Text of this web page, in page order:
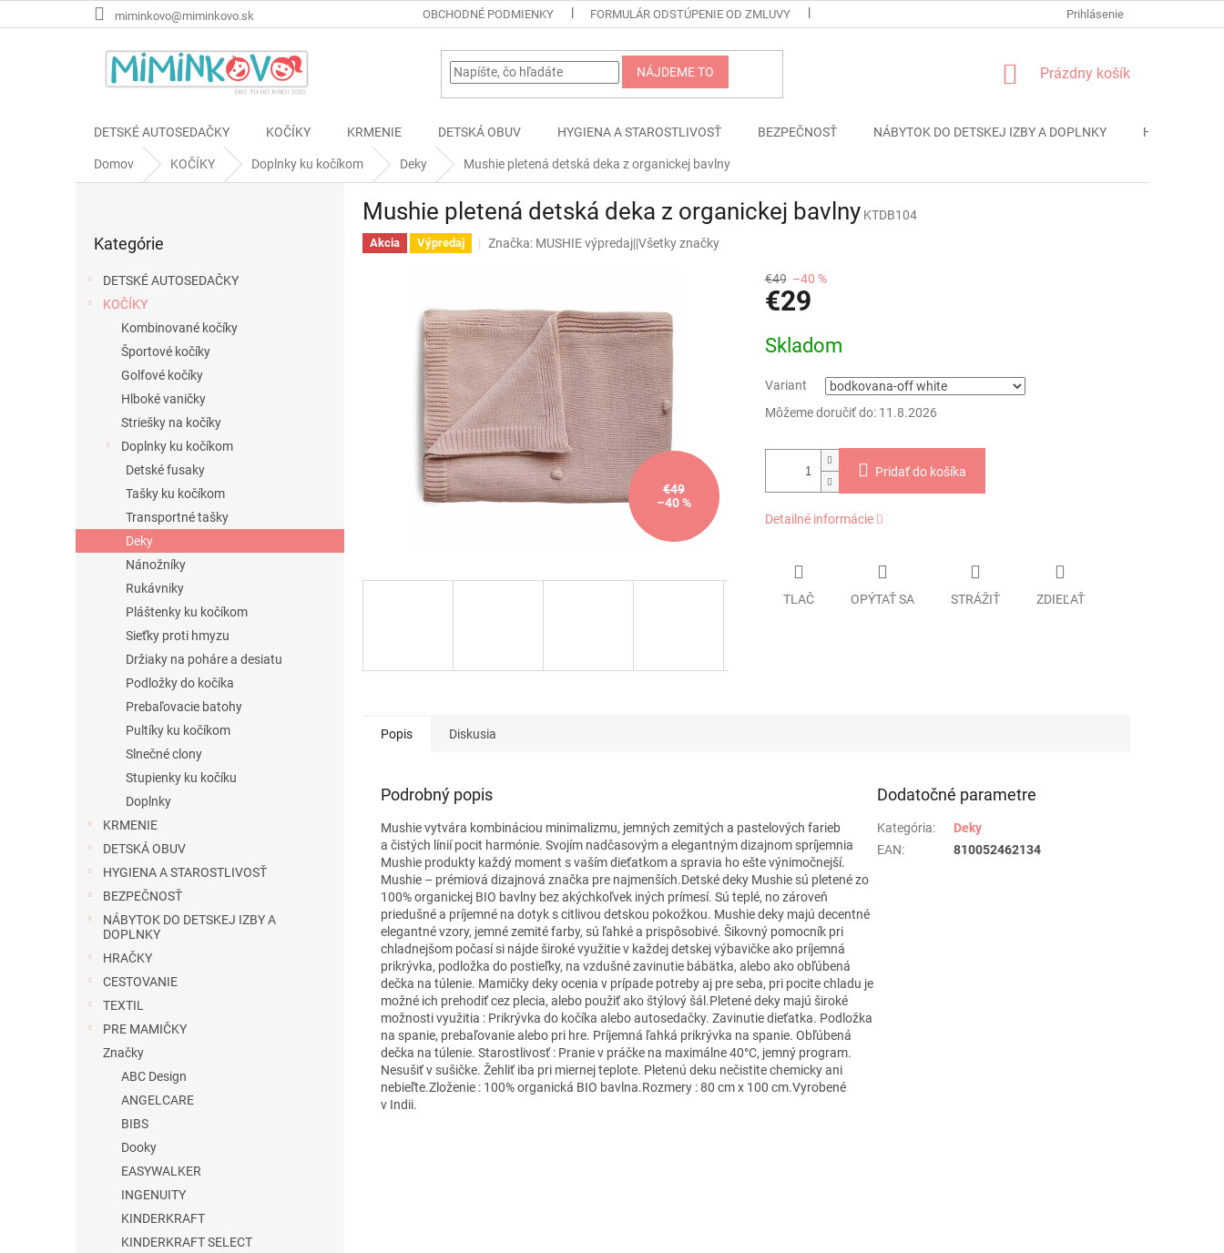
na
miminkovo@miminkovo.sk OBCHODNÉ PODMIENKY FORMULÁR ODSTÚPENIE OD ZMLUVY PODMIENKY OCHRANY OSOBNÝCH
Prihlásenie
NÁJDEME TO
NÁKUPNÝ
Prázdny košík
DETSKÉ AUTOSEDAČKY KOČÍKY KRMENIE DETSKÁ OBUV HYGIENA A STAROSTLIVOSŤ BEZPEČNOSŤ NÁBYTOK DO DETSKEJ IZBY A DOPLNKY HRAČKY
Domov KOČÍKY Doplnky ku kočíkom Deky Mushie pletená detská deka z organickej bavlny
kategórie
Kategórie
DETSKÉ AUTOSEDAČKY
KOČÍKY
Kombinované kočíky
Športové kočíky
Golfové kočíky
Hlboké vaničky
Striešky na kočíky
Doplnky ku kočíkom
Detské fusaky
Tašky ku kočíkom
Transportné tašky
Deky
Nánožníky
Rukávniky
Pláštenky ku kočíkom
Sieťky proti hmyzu
Držiaky na poháre a desiatu
Podložky do kočíka
Prebaľovacie batohy
Pultíky ku kočíkom
Slnečné clony
Stupienky ku kočíku
Doplnky
KRMENIE
DETSKÁ OBUV
HYGIENA A STAROSTLIVOSŤ
BEZPEČNOSŤ
NÁBYTOK DO DETSKEJ IZBY A
DOPLNKY
HRAČKY
CESTOVANIE
TEXTIL
PRE MAMIČKY
Značky
ABC Design
ANGELCARE
BIBS
Dooky
EASYWALKER
INGENUITY
KINDERKRAFT
KINDERKRAFT SELECT
Mushie pletená detská deka z organickej bavlny KTDB104
Akcia Výpredaj Značka: MUSHIE výpredaj||Všetky značky
€49
–40 %
€49 –40 %
€29
cena:
Skladom
Variant
Môžeme doručiť do: 11.8.2026
Pridať do košíka
Detailné informácie
TLAČ OPÝTAŤ SA STRÁŽIŤ ZDIEĽAŤ
Popis Diskusia
Podrobný popis
Mushie vytvára kombináciou minimalizmu, jemných zemitých a pastelových farieb
a čistých línií pocit harmónie. Svojím nadčasovým a elegantným dizajnom spríjemnia
Mushie produkty každý moment s vaším dieťatkom a spravia ho ešte výnimočnejší.
Mushie – prémiová dizajnová značka pre najmenších.Detské deky Mushie sú pletené zo
100% organickej BIO bavlny bez akýchkoľvek iných prímesí. Sú teplé, no zároveň
priedušné a príjemné na dotyk s citlivou detskou pokožkou. Mushie deky majú decentné
elegantné vzory, jemné zemité farby, sú ľahké a prispôsobivé. Šikovný pomocník pri
chladnejšom počasí si nájde široké využitie v každej detskej výbavičke ako príjemná
prikrývka, podložka do postieľky, na vzdušné zavinutie bábätka, alebo ako obľúbená
dečka na túlenie. Mamičky deky ocenia v prípade potreby aj pre seba, pri pocite chladu je
možné ich prehodiť cez plecia, alebo použiť ako štýlový šál.Pletené deky majú široké
možnosti využitia : Prikrývka do kočíka alebo autosedačky. Zavinutie dieťatka. Podložka
na spanie, prebaľovanie alebo pri hre. Príjemná ľahká prikrývka na spanie. Obľúbená
dečka na túlenie. Starostlivosť : Pranie v práčke na maximálne 40°C, jemný program.
Nesušiť v sušičke. Žehliť iba pri miernej teplote. Pletenú deku nečistite chemicky ani
nebieľte.Zloženie : 100% organická BIO bavlna.Rozmery : 80 cm x 100 cm.Vyrobené
v Indii.
Dodatočné parametre
Kategória:
Deky
EAN: 810052462134